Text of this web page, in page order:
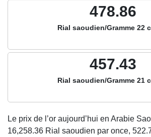
478.86
Rial saoudien/Gramme 22
457.43
Rial saoudien/Gramme 21
Le prix de l’or aujourd’hui en Arabie
16,258.36 Rial saoudien par once,